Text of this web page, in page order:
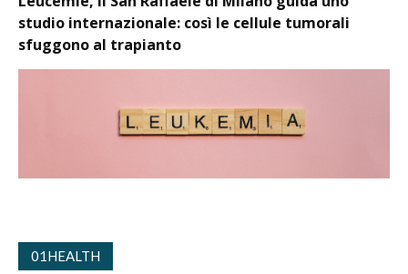
studio internazionale: così le cellule tumorali
sfuggono al trapianto
01HEALTH